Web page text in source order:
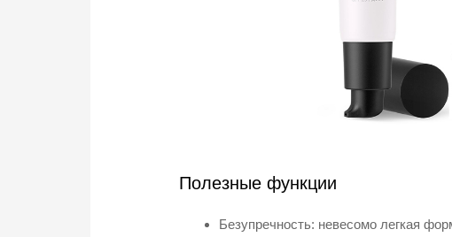
Полезные функции
Безупречность: невесомо легкая